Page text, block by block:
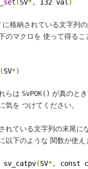
(SV*, I32 val )
に格納されている文字列
のマクロを 使って得るこ
SV*)
らは SvPOK() が真のと
気を つけてください。
れている文字列の末尾に
以下のような 関数が使え
(SV*, const